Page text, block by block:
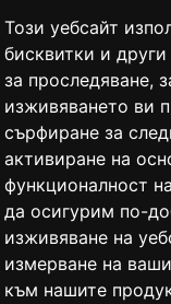
Този уебсайт
бисквитки и
за проследяване,
изживяването ви
сърфиране за
активиране на
функционалност
да осигурим по-
изживяване на
измерване на
към нашите
и абонаменти